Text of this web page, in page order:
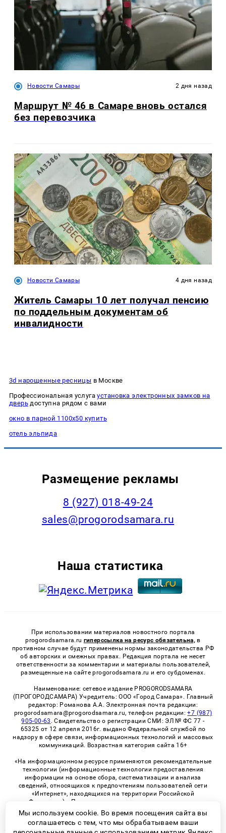
Новости Самары 2 дня назад
Маршрут № 46 в Самаре вновь остался
без перевозчика
Новости Самары 4 дня назад
Житель Самары 10 лет получал пенсию
по поддельным документам об
инвалидности
3d нарощенные ресницы в Москве
Профессиональная услугаустановка электронных замков на
дверьдоступна рядом с вами
окно в парной 1100х50 купить
отель эльпида
Размещение рекламы
8 (927) 018-49-24
sales@progorodsamara.ru
Наша статистика
При использовании материалов новостного портала
progorodsamara.ru гиперссылка на ресурс обязательна, в
противном случае будут применены нормы законодательства РФ
об авторских и смежных правах. Редакция портала не несет
ответственности за комментарии и материалы пользователей,
размещенные на сайте progorodsamara.ru и его субдоменах.
Наименование: сетевое издание PROGORODSAMARA
(ПРОГОРОДСАМАРА) Учредитель: ООО «Город Самара». Главный
редактор: Романова А.А. Электронная почта редакции:
progorodsamara@progorodsamara.ru, телефон редакции:+7 (987)
905-00-63 . Свидетельство о регистрации СМИ: ЭЛ № ФС 77 -
65325 от 12 апреля 2016г. выдано Федеральной службой по
надзору в сфере связи, информационных технологий и массовых
коммуникаций. Возрастная категория сайта 16+
«На информационном ресурсе применяются рекомендательные
технологии (информационные технологии предоставления
информации на основе сбора, систематизации и анализа
сведений, относящихся к предпочтениям пользователей сети
«Интернет», находящихся на территории Российской
Федерации)». Правила применения рекомендательных
технологий в виджетах рекламно-обменной сети
«СМИ2» (PDF)
Мы используем cookie. Во время посещения сайта вы
соглашаетесь с тем, что мы обрабатываем ваши